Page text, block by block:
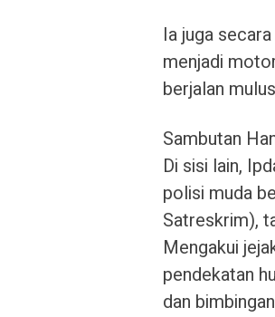
Ia juga
menjadi
berjalan
Sambutan
Di sisi lain,
polisi muda
Satreskrim),
Mengakui
pendekatan
dan